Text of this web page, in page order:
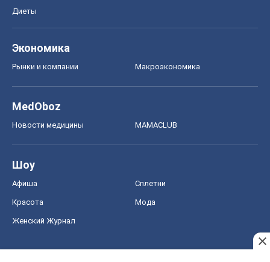
Диеты
Экономика
Рынки и компании Mакроэкономика
MedOboz
Новости медицины MAMACLUB
Шоу
Афиша Сплетни
Красота Мода
Женский Журнал